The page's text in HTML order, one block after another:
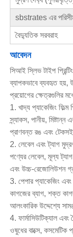
sbstrates এর
বৈদ্যুতিক সরবরাহ
আবেদন
সিআই স্লিভ টাইপ
ব্যাপকভাবে ব্যবহৃত হয়,
প্রয়োগের ক্ষেত্রগুলির
1. খাদ্য প্যাকেজিং ফিল্ম
স্ন্যাকস, পানীয়, মিষ্টান্ন
প্রাণবন্ত রঙ এবং টেকসই
2. লেবেল এবং ট্যাগ
পণ্যের লেবেল, মূল্য
এবং উচ্চ-রেজোলিউশন
3. পেপার প্যাকেজিং
কাগজের ব্যাগ, শক্ত
আলংকারিক উদ্দেশ্যে
4. ফার্মাসিউটিক্যাল
ওষুধের বাক্সে, কসমেটিক